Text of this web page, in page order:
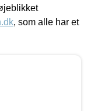
, som alle har et